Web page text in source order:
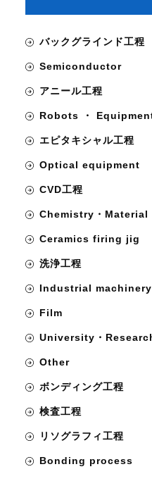
バックグラインド工程
Semiconductor
アニール工程
Robots ・
エピタキシャル工程
Optical equipment
CVD工程
Chemistry・Material
Ceramics firing jig
洗浄工程
Industrial machinery
Film
University・
Other
ボンディング工程
検査工程
リソグラフィ工程
Bonding process